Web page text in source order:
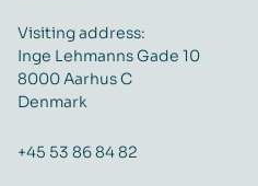
Visiting address:
Inge Lehmanns Gade 10
8000 Aarhus C
Denmark
+45 53 86 84 82